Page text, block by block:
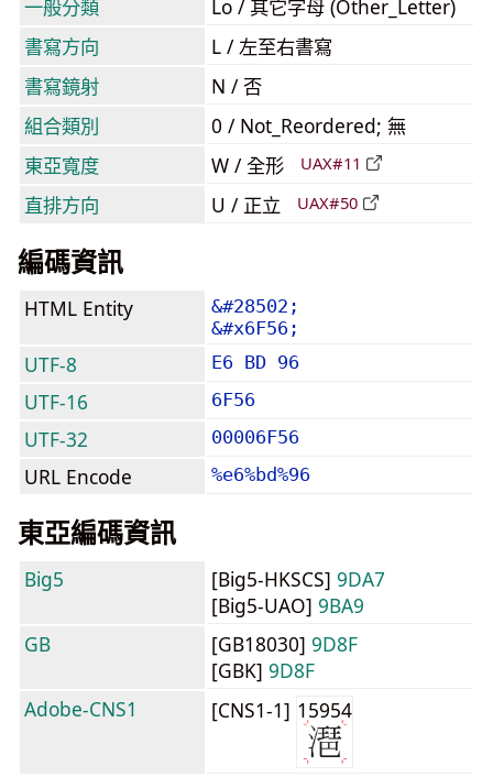
一般分類
Lo / 其它字母 (Other_Letter)
書寫方向
L / 左至右書寫
書寫鏡射
N / 否
組合類別
0 / Not_Reordered; 無
東亞寬度
W / 全形 UAX#11
直排方向 U / 正立 UAX#50
編碼資訊
HTML Entity
&#28502;
&#x6F56;
UTF-8 E6 BD 96
UTF-16 6F56
UTF-32 00006F56
URL Encode %e6%bd%96
東亞編碼資訊
Big5 [Big5-HKSCS] 9DA7
[Big5-UAO] 9BA9
GB
[GB18030] 9D8F
[GBK] 9D8F
Adobe-CNS1
[CNS1-1] 15954